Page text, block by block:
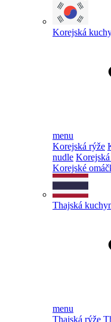
Korejská
menu
Korejská rýže
nudle Korejská
Korejské
Thajská
menu
Thajská rýže